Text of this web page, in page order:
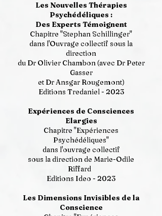
Les Nouvelles Thérapies
Psychédéliques :
Des Experts Témoignent
Chapitre "Stephan Schillinger"
dans l'Ouvrage collectif sous la
direction
du Dr Olivier Chambon (avec Dr Peter
Gasser
et Dr Ansgar Rougemont)
Editions Tredaniel - 2023
Expériences de Consciences
Elargies
Chapitre "Expériences
Psychédéliques"
dans l'ouvrage collectif
sous la direction de Marie-Odile
Riffard
Editions Ideo - 2023
Les Dimensions Invisibles de la
Conscience